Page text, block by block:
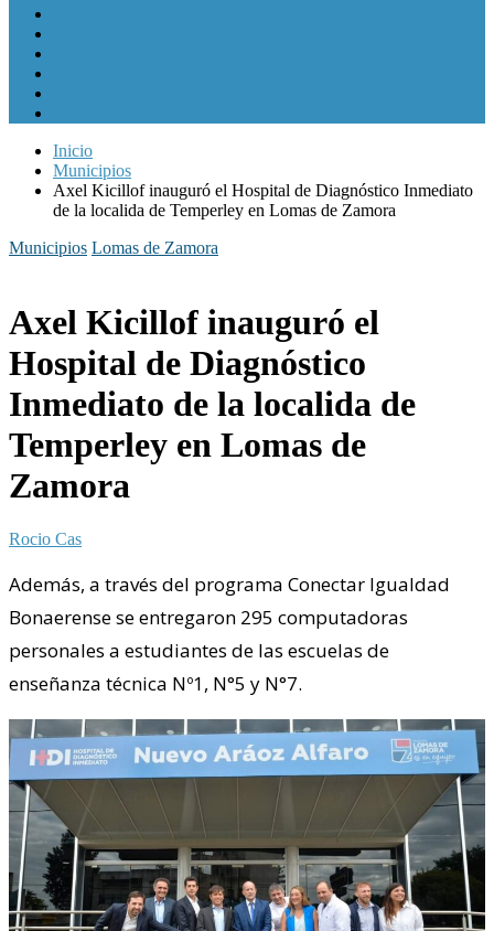
Inicio
Municipios
Axel Kicillof inauguró el Hospital de Diagnóstico Inmediato
de la localida de Temperley en Lomas de Zamora
Municipios Lomas de Zamora
Axel Kicillof inauguró el
Hospital de Diagnóstico
Inmediato de la localida de
Temperley en Lomas de
Zamora
Rocio Cas
Además, a través del programa Conectar Igualdad
Bonaerense se entregaron 295 computadoras
personales a estudiantes de las escuelas de
enseñanza técnica Nº1, N°5 y N°7.